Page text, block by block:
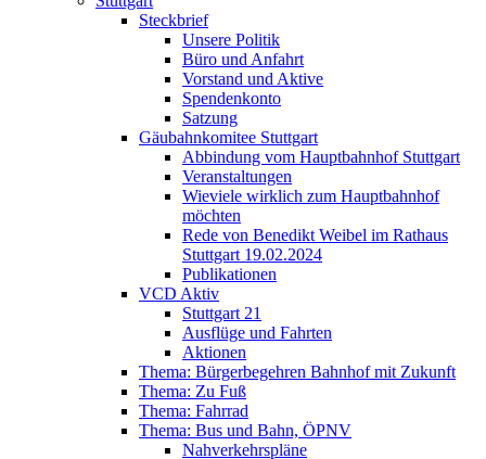
Steckbrief
Unsere Politik
Büro und Anfahrt
Vorstand und Aktive
Spendenkonto
Satzung
Gäubahnkomitee Stuttgart
Abbindung vom Hauptbahnhof Stuttgart
Veranstaltungen
Wieviele wirklich zum Hauptbahnhof
möchten
Rede von Benedikt Weibel im Rathaus
Stuttgart 19.02.2024
Publikationen
VCD Aktiv
Stuttgart 21
Ausflüge und Fahrten
Aktionen
Thema: Bürgerbegehren Bahnhof mit Zukunft
Thema: Zu Fuß
Thema: Fahrrad
Thema: Bus und Bahn, ÖPNV
Nahverkehrspläne